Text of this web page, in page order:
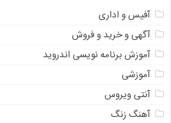
آفیس و اداری
آگهی و خرید و فروش
آموزش برنامه نویسی اندروید
آموزشی
آنتی ویروس
آهنگ زنگ